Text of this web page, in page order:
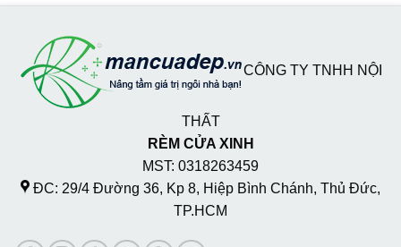
CÔNG TY TNHH NỘI
THẤT
RÈM CỬA XINH
MST: 0318263459
ĐC: 29/4 Đường 36, Kp 8, Hiệp Bình Chánh, Thủ Đức,
TP.HCM